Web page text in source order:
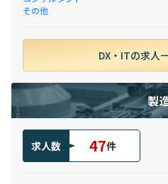
その他
DX・ITの求人
製
求人数 47件